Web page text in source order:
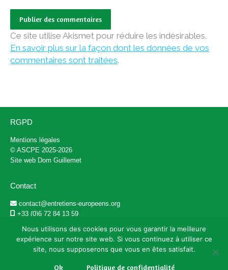
Publier des commentaires
Ce site utilise Akismet pour réduire les indésirables.
En savoir plus sur la façon dont les données de vos
commentaires sont traitées.
RGPD
Mentions légales
© ASCPE 2025-2026
Site web Dom Guillemet
Contact
contact@entretiens-europeens.org
+33 (0)6 72 84 13 59
Adresse
9 rue des Larris 93800 Épinay-sur-Seine
Nous utilisons des cookies pour vous garantir la meilleure
expérience sur notre site web. Si vous continuez à utiliser ce
site, nous supposerons que vous en êtes satisfait.
Ok Politique de confidentialité